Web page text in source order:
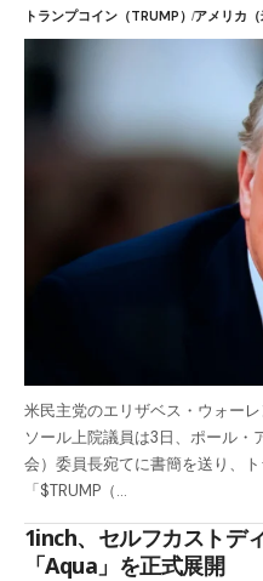
トランプコイン（TRUMP）アメリカ（
米民主党のエリザベス・ウォー
ソール上院議員は3日、ポール・
会）委員長宛てに書簡を送り、
「$TRUMP（…
1inch、セルフカストデ
「Aqua」を正式展開